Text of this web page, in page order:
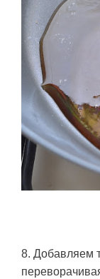
8. Добавляем